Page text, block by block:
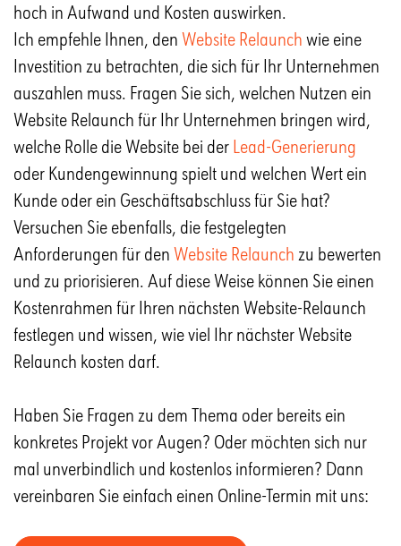
hoch in Aufwand und Kosten auswirken.
Ich empfehle Ihnen, den Website Relaunch wie eine
Investition zu betrachten, die sich für Ihr Unternehmen
auszahlen muss. Fragen Sie sich, welchen Nutzen ein
Website Relaunch für Ihr Unternehmen bringen wird,
welche Rolle die Website bei der Lead-Generierung
oder Kundengewinnung spielt und welchen Wert ein
Kunde oder ein Geschäftsabschluss für Sie hat?
Versuchen Sie ebenfalls, die festgelegten
Anforderungen für den Website Relaunch zu bewerten
und zu priorisieren. Auf diese Weise können Sie einen
Kostenrahmen für Ihren nächsten Website-Relaunch
festlegen und wissen, wie viel Ihr nächster Website
Relaunch kosten darf.
Haben Sie Fragen zu dem Thema oder bereits ein
konkretes Projekt vor Augen? Oder möchten sich nur
mal unverbindlich und kostenlos informieren? Dann
vereinbaren Sie einfach einen Online-Termin mit uns: